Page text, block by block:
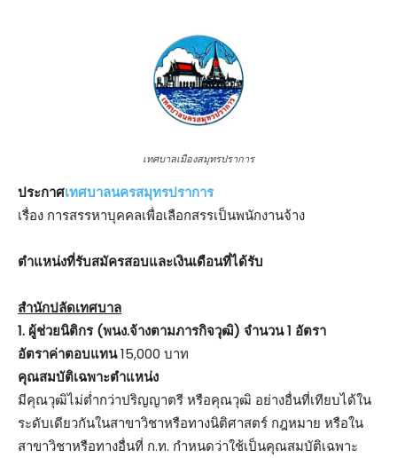
เทศบาลเมืองสมุทรปราการ
ประกาศเทศบาลนครสมุทรปราการ
เรื่อง การสรรหาบุคคลเพื่อเลือกสรรเป็นพนักงานจ้าง
ตําแหน่งที่รับสมัครสอบและเงินเดือนที่ได้รับ
สำนักปลัดเทศบาล
1. ผู้ช่วยนิติกร (พนง.จ้างตามภารกิจวุฒิ) จำนวน 1 อัตรา
อัตราค่าตอบแทน15,000 บาท
คุณสมบัติเฉพาะตำแหน่ง
มีคุณวุฒิไม่ต่ำกว่าปริญญาตรี หรือคุณวุฒิ อย่างอื่นที่เทียบได้ใน
ระดับเดียวกันในสาขาวิชาหรือทางนิติศาสตร์ กฎหมาย หรือใน
สาขาวิชาหรือทางอื่นที่ ก.ท. กำหนดว่าใช้เป็นคุณสมบัติเฉพาะ